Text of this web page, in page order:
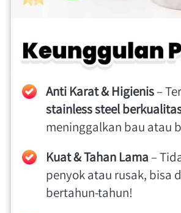
Anti Karat & Higienis
stainless steel
meninggalkan bau atau
Kuat & Tahan Lama –
penyok atau rusak, bisa
bertahun-tahun!